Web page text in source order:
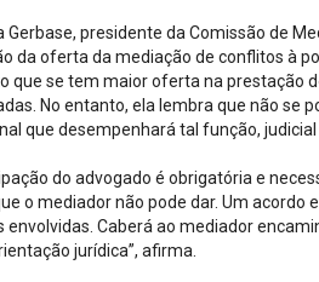
Gerbase, presidente da Comissão de
da oferta da mediação de conflitos à
que se tem maior oferta na prestação
No entanto, ela lembra que não se
que desempenhará tal função,
do advogado é obrigatória e
o mediador não pode dar. Um
envolvidas. Caberá ao mediador
jurídica”, afirma.